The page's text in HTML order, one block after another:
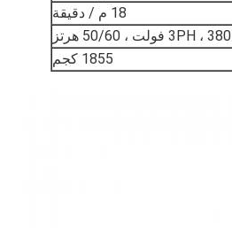
18 م / دقيقة
3PH ، 380 فولت ، 50/60 هرتز
1855 كجم